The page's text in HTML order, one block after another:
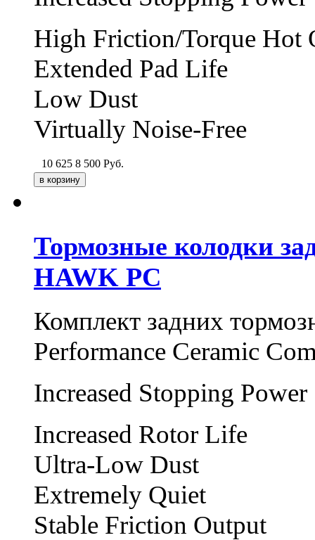
High Friction/Torque Hot
Extended Pad Life
Low Dust
Virtually Noise-Free
10 625 8 500 Руб.
Тормозные колодки
HAWK PC
Комплект задних
Performance Ceramic
Increased Stopping Power
Increased Rotor Life
Ultra-Low Dust
Extremely Quiet
Stable Friction Output